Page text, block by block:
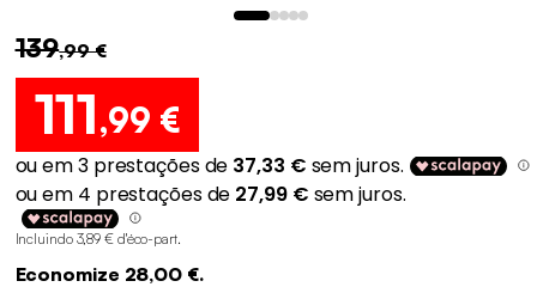
139,99 €
111,99 €
Incluindo 3,89 € d'éco-part.
Economize 28,00 €.